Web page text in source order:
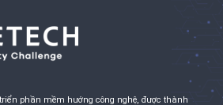
phần mềm hướng công nghệ, được thành